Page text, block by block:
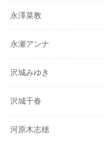
永澤菜教
永瀬アンナ
沢城みゆき
沢城千春
河原木志穂